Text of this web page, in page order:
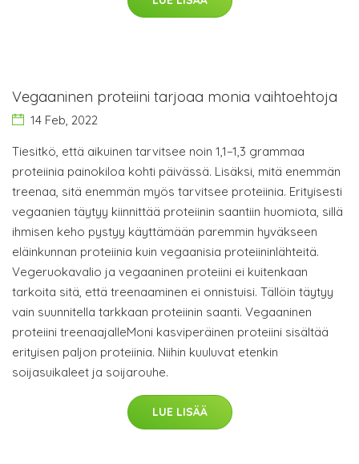
Vegaaninen proteiini tarjoaa monia vaihtoehtoja
14 Feb, 2022
Tiesitkö, että aikuinen tarvitsee noin 1,1−1,3 grammaa
proteiinia painokiloa kohti päivässä. Lisäksi, mitä enemmän
treenaa, sitä enemmän myös tarvitsee proteiinia. Erityisesti
vegaanien täytyy kiinnittää proteiinin saantiin huomiota, sillä
ihmisen keho pystyy käyttämään paremmin hyväkseen
eläinkunnan proteiinia kuin vegaanisia proteiininlähteitä.
Vegeruokavalio ja vegaaninen proteiini ei kuitenkaan
tarkoita sitä, että treenaaminen ei onnistuisi. Tällöin täytyy
vain suunnitella tarkkaan proteiinin saanti. Vegaaninen
proteiini treenaajalleMoni kasviperäinen proteiini sisältää
erityisen paljon proteiinia. Niihin kuuluvat etenkin
soijasuikaleet ja soijarouhe.
LUE LISÄÄ